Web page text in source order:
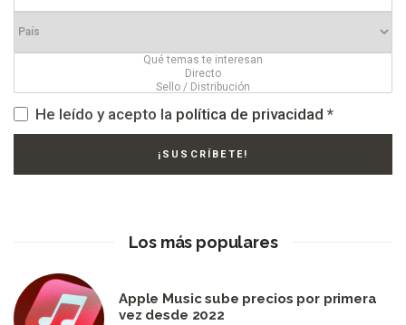
He leído y acepto la política de privacidad *
Los más populares
Apple Music sube precios por primera
vez desde 2022